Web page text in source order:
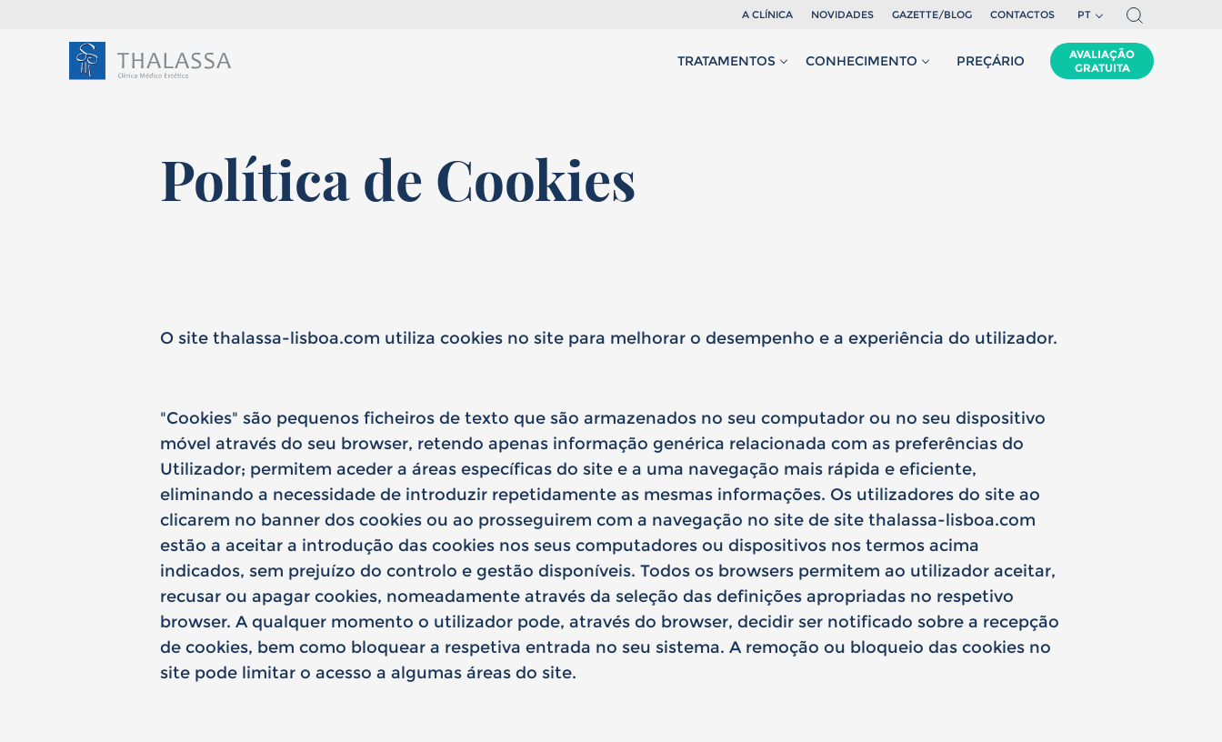
A CLÍNICA NOVIDADES GAZETTE/BLOG CONTACTOS PT
EN
FR
TRATAMENTOS CONHECIMENTO PREÇÁRIO
AVALIAÇÃO
GRATUITA
Política de Cookies
O site thalassa-lisboa.com utiliza cookies no site para melhorar o desempenho e a experiência do utilizador.
"Cookies" são pequenos ficheiros de texto que são armazenados no seu computador ou no seu dispositivo
móvel através do seu browser, retendo apenas informação genérica relacionada com as preferências do
Utilizador; permitem aceder a áreas específicas do site e a uma navegação mais rápida e eficiente,
eliminando a necessidade de introduzir repetidamente as mesmas informações. Os utilizadores do site ao
clicarem no banner dos cookies ou ao prosseguirem com a navegação no site de sitethalassa-lisboa.com
estão a aceitar a introdução das cookies nos seus computadores ou dispositivos nos termos acima
indicados, sem prejuízo do controlo e gestão disponíveis. Todos os browsers permitem ao utilizador aceitar,
recusar ou apagar cookies, nomeadamente através da seleção das definições apropriadas no respetivo
browser. A qualquer momento o utilizador pode, através do browser, decidir ser notificado sobre a recepção
de cookies, bem como bloquear a respetiva entrada no seu sistema. A remoção ou bloqueio das cookies no
site pode limitar o acesso a algumas áreas do site.